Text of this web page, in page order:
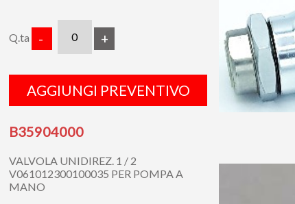
Q.ta - +
AGGIUNGI PREVENTIVO
B35904000
VALVOLA UNIDIREZ. 1 / 2
V061012300100035 PER POMPA A
MANO